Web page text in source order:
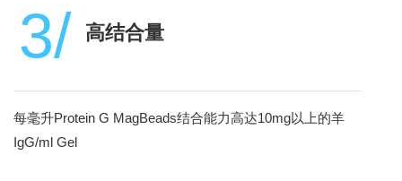
3/ 高结合量
每毫升Protein G MagBeads结合能力高达10mg以上的羊
IgG/ml Gel